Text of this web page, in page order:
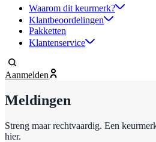
Waarom dit keurmerk?
Klantbeoordelingen
Pakketten
Klantenservice
Aanmelden
Meldingen
Streng maar rechtvaardig. Een
hier.